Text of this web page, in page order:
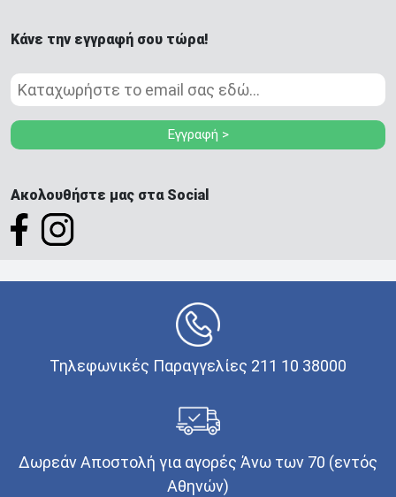
Κάνε την εγγραφή σου τώρα!
Εγγραφή >
Ακολουθήστε μας στα Social
Τηλεφωνικές Παραγγελίες 211 10 38000
Δωρεάν Αποστολή για αγορές Άνω των 70 (εντός
Αθηνών)